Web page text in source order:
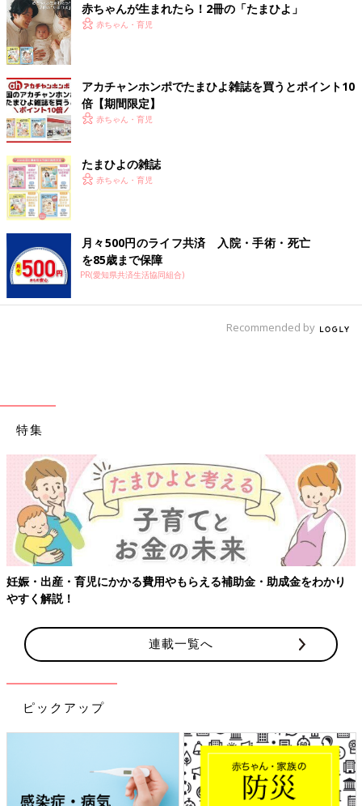
#15]
ら、それが一番。でも実は、家で子どもを見る
のも、それなりに疲れます。絵本やおもちゃ、
色々あるのに、すぐネタ切れしてしまう。自分
[わぐり]
2018年4月に息子を出産した34歳。
ら現在の育児中までのイラストを、ほぼ毎日更新しています。
X（旧Twitter）「ハハのつぶやき」
Instagram「ハハのつぶやき」
※この記事は、過去にたまひよONLINEで公開されたものです。
ル！[ハハのさけび
赤ちゃんが生まれたら！2冊の「たまひよ」
赤ちゃん・育児
アカチャンホンポでたまひよ雑誌を買うとポイント10
倍【期間限定】
赤ちゃん・育児
たまひよの雑誌
赤ちゃん・育児
月々500円のライフ共済 入院・手術・死亡
を85歳まで保障
PR(愛知県共済生活協同組合)
Recommended by
特集
妊娠・出産・育児にかかる費用やもらえる補助金・助成金をわかり
やすく解説！
連載一覧へ
ピックアップ